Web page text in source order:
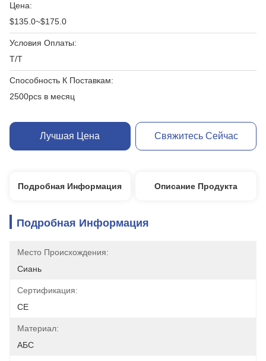
Цена:
$135.0~$175.0
Условия Оплаты:
T/T
Способность К Поставкам:
2500pcs в месяц
Лучшая Цена Свяжитесь Сейчас
Подробная Информация Описание Продукта
Подробная Информация
Место Происхождения:
Сиань
Сертификация:
CE
Материал:
АБС